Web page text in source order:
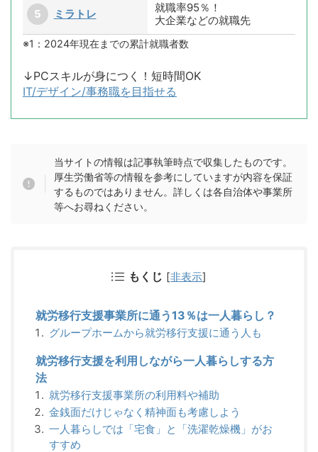
ミラトレ
就職率95％！
大企業などの就職先
※1：2024年現在までの累計就職者数
↓PCスキルが身につく！短時間OK
IT/デザイン/事務職を目指せる
当サイトの情報は記事執筆時点で収集したものです。
厚生労働省等の情報を参考にしていますが内容を保証
するものではありません。詳しくは各自治体や事業所
等へお尋ねください。
もくじ [非表示]
就労移行支援事業所に通う13％は一人暮らし？
グループホームから就労移行支援に通う人も
就労移行支援を利用しながら一人暮らしする方
法
就労移行支援事業所の利用料や補助
金銭面だけじゃなく精神面も考慮しよう
一人暮らしでは「宅食」と「洗濯乾燥機」がお
すすめ